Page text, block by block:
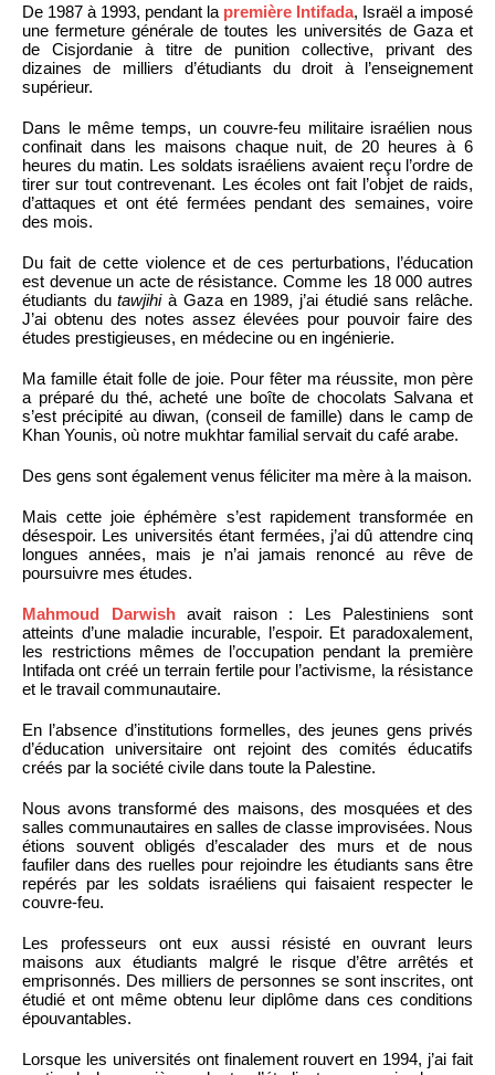
De 1987 à 1993, pendant la première Intifada, Israël a imposé
une fermeture générale de toutes les universités de Gaza et
de Cisjordanie à titre de punition collective, privant des
dizaines de milliers d’étudiants du droit à l’enseignement
supérieur.
Dans le même temps, un couvre-feu militaire israélien nous
confinait dans les maisons chaque nuit, de 20 heures à 6
heures du matin. Les soldats israéliens avaient reçu l’ordre de
tirer sur tout contrevenant. Les écoles ont fait l’objet de raids,
d’attaques et ont été fermées pendant des semaines, voire
des mois.
Du fait de cette violence et de ces perturbations, l’éducation
est devenue un acte de résistance. Comme les 18 000 autres
étudiants dutawjihià Gaza en 1989, j’ai étudié sans relâche.
J’ai obtenu des notes assez élevées pour pouvoir faire des
études prestigieuses, en médecine ou en ingénierie.
Ma famille était folle de joie. Pour fêter ma réussite, mon père
a préparé du thé, acheté une boîte de chocolats Salvana et
s’est précipité au diwan, (conseil de famille) dans le camp de
Khan Younis, où notre mukhtar familial servait du café arabe.
Des gens sont également venus féliciter ma mère à la maison.
Mais cette joie éphémère s’est rapidement transformée en
désespoir. Les universités étant fermées, j’ai dû attendre cinq
longues années, mais je n’ai jamais renoncé au rêve de
poursuivre mes études.
Mahmoud Darwishavait raison : Les Palestiniens sont
atteints d’une maladie incurable, l’espoir. Et paradoxalement,
les restrictions mêmes de l’occupation pendant la première
Intifada ont créé un terrain fertile pour l’activisme, la résistance
et le travail communautaire.
En l’absence d’institutions formelles, des jeunes gens privés
d’éducation universitaire ont rejoint des comités éducatifs
créés par la société civile dans toute la Palestine.
Nous avons transformé des maisons, des mosquées et des
salles communautaires en salles de classe improvisées. Nous
étions souvent obligés d’escalader des murs et de nous
faufiler dans des ruelles pour rejoindre les étudiants sans être
repérés par les soldats israéliens qui faisaient respecter le
couvre-feu.
Les professeurs ont eux aussi résisté en ouvrant leurs
maisons aux étudiants malgré le risque d’être arrêtés et
emprisonnés. Des milliers de personnes se sont inscrites, ont
étudié et ont même obtenu leur diplôme dans ces conditions
épouvantables.
Lorsque les universités ont finalement rouvert en 1994, j’ai fait